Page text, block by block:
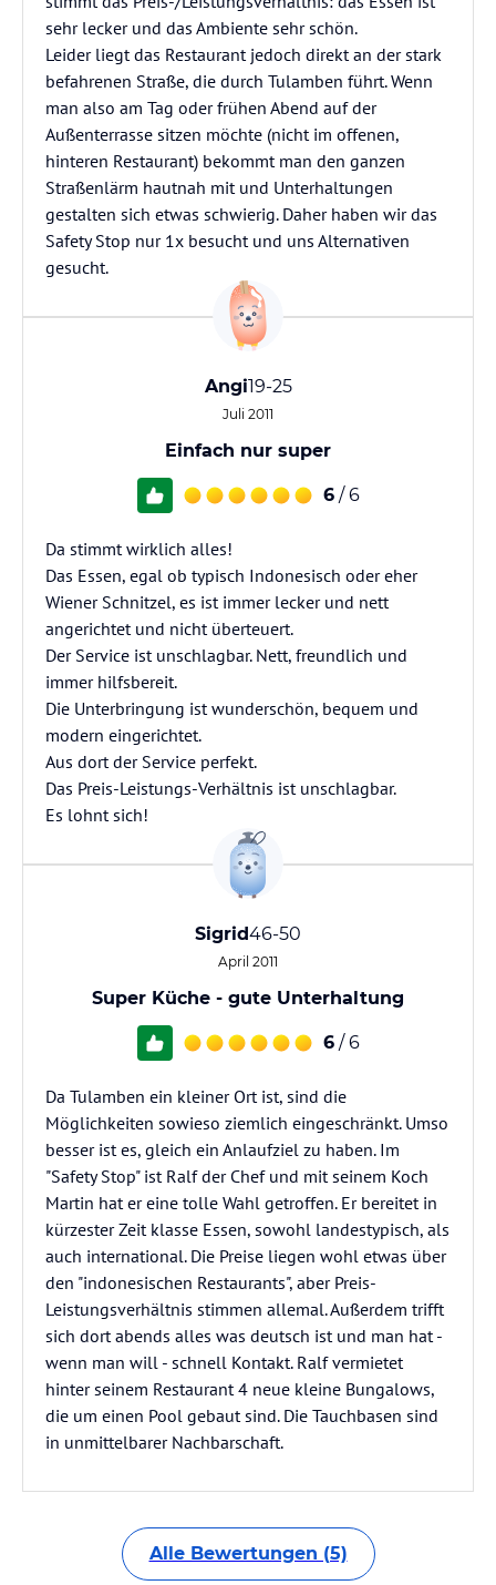
sehr lecker und das Ambiente sehr schön.
Leider liegt das Restaurant jedoch direkt an der stark
befahrenen Straße, die durch Tulamben führt. Wenn
man also am Tag oder frühen Abend auf der
Außenterrasse sitzen möchte (nicht im offenen,
hinteren Restaurant) bekommt man den ganzen
Straßenlärm hautnah mit und Unterhaltungen
gestalten sich etwas schwierig. Daher haben wir das
Safety Stop nur 1x besucht und uns Alternativen
gesucht.
Angi19-25
Juli 2011
Einfach nur super
6 / 6
Da stimmt wirklich alles!
Das Essen, egal ob typisch Indonesisch oder eher
Wiener Schnitzel, es ist immer lecker und nett
angerichtet und nicht überteuert.
Der Service ist unschlagbar. Nett, freundlich und
immer hilfsbereit.
Die Unterbringung ist wunderschön, bequem und
modern eingerichtet.
Aus dort der Service perfekt.
Das Preis-Leistungs-Verhältnis ist unschlagbar.
Es lohnt sich!
Sigrid46-50
April 2011
Super Küche - gute Unterhaltung
6 / 6
Da Tulamben ein kleiner Ort ist, sind die
Möglichkeiten sowieso ziemlich eingeschränkt. Umso
besser ist es, gleich ein Anlaufziel zu haben. Im
"Safety Stop" ist Ralf der Chef und mit seinem Koch
Martin hat er eine tolle Wahl getroffen. Er bereitet in
kürzester Zeit klasse Essen, sowohl landestypisch, als
auch international. Die Preise liegen wohl etwas über
den "indonesischen Restaurants", aber Preis-
Leistungsverhältnis stimmen allemal. Außerdem trifft
sich dort abends alles was deutsch ist und man hat -
wenn man will - schnell Kontakt. Ralf vermietet
hinter seinem Restaurant 4 neue kleine Bungalows,
die um einen Pool gebaut sind. Die Tauchbasen sind
in unmittelbarer Nachbarschaft.
Alle Bewertungen (5)